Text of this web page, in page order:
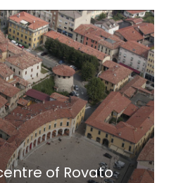
of Rovato